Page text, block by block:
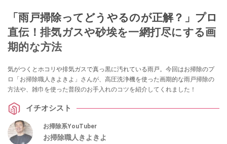
「雨戸掃除ってどうやるのが正解？」プロ
直伝！排気ガスや砂埃を一網打尽にする画
期的な方法
気がつくとホコリや排気ガスで真っ黒に汚れている雨戸。今回はお掃除のプ
ロ「お掃除職人きよきよ」さんが、高圧洗浄機を使った画期的な雨戸掃除の
方法や、雑巾を使った普段のお手入れのコツを紹介してくれました！
イチオシスト
お掃除系YouTuber
お掃除職人きよきよ